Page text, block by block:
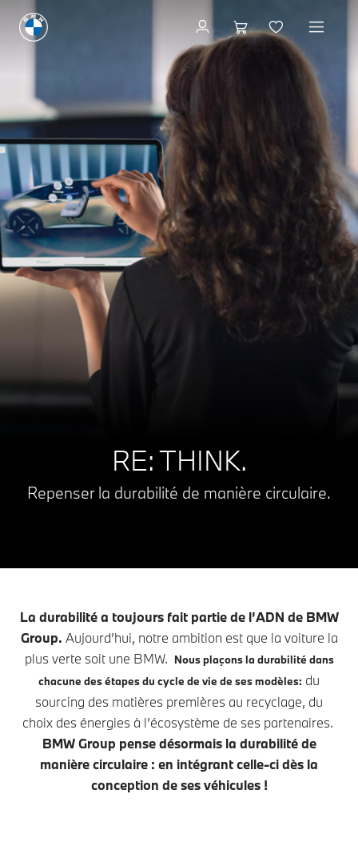
RE: THINK.
Repenser la durabilité de manière circulaire.
La durabilité a toujours fait partie de l’ADN de BMW
Group. Aujourd’hui, notre ambition est que la voiture la
plus verte soit une BMW. Nous plaçons la durabilité dans
chacune des étapes du cycle de vie de ses modèles: du
sourcing des matières premières au recyclage, du
choix des énergies à l’écosystème de ses partenaires.
BMW Group pense désormais la durabilité de
manière circulaire : en intégrant celle-ci dès la
conception de ses véhicules !